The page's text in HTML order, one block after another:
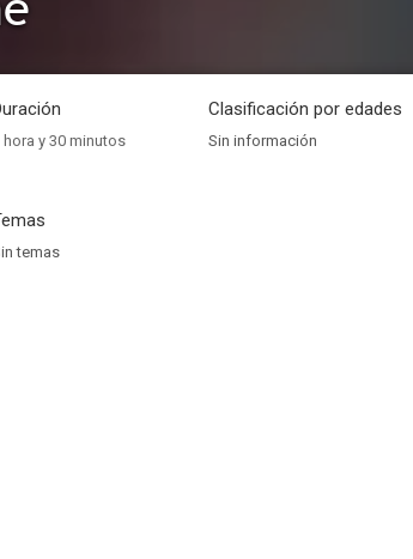
hora y 30 minutos
Clasificación por edades
Sin información
temas